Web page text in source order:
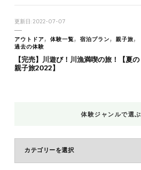
更新日:2022-07-07
アウトドア 体験一覧 宿泊プラン
親子旅
過去の体験
【完売】川遊び！川漁満喫の旅！【夏の
親子旅2022】
体験ジャンルで選ぶ